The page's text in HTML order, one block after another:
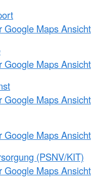
Google Maps Ansicht
Google Maps Ansicht
Google Maps Ansicht
Google Maps Ansicht
(PSNV/KIT)
Google Maps Ansicht